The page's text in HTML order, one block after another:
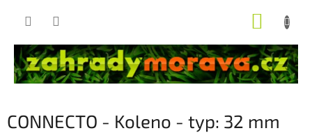
CONNECTO - Koleno - typ: 32 mm